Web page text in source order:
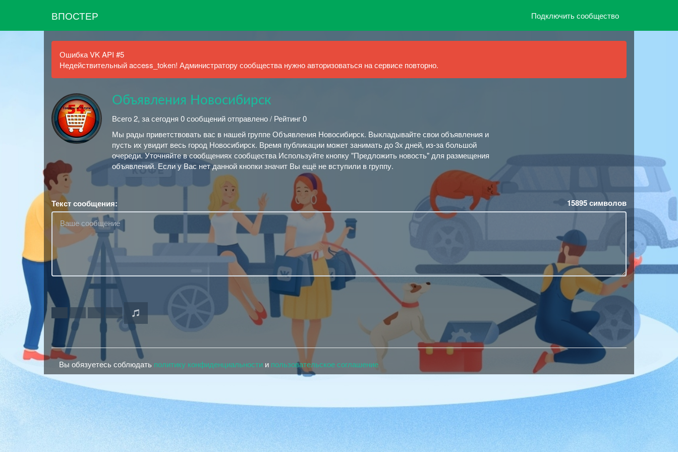
ВПОСТЕР Подключить сообщество
Ошибка VK API #5
Недействительный access_token! Администратору сообщества нужно авторизоваться на сервисе повторно.
Объявления Новосибирск
Всего 2, за сегодня 0 сообщений отправлено / Рейтинг 0
Мы рады приветствовать вас в нашей группе Объявления Новосибирск. Выкладывайте свои объявления и
пусть их увидит весь город Новосибирск. Время публикации может занимать до 3х дней, из-за большой
очереди. Уточняйте в сообщениях сообщества Используйте кнопку "Предложить новость" для размещения
объявлений. Если у Вас нет данной кнопки значит Вы ещё не вступили в группу.
Текст сообщения: 15895символов
Вы обязуетесь соблюдать политику конфиденциальности и пользовательское соглашение